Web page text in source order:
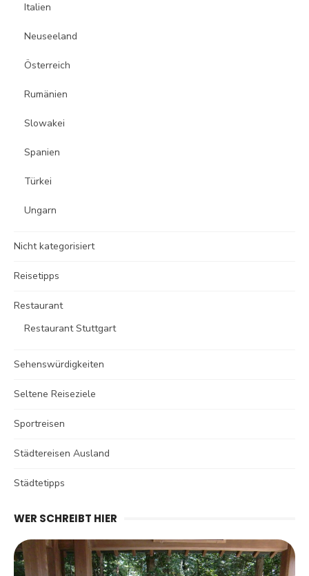
Italien
Neuseeland
Österreich
Rumänien
Slowakei
Spanien
Türkei
Ungarn
Nicht kategorisiert
Reisetipps
Restaurant
Restaurant Stuttgart
Sehenswürdigkeiten
Seltene Reiseziele
Sportreisen
Städtereisen Ausland
Städtetipps
WER SCHREIBT HIER